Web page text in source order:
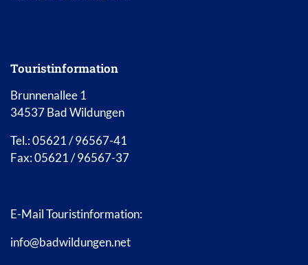
Touristinformation
Brunnenallee 1
34537 Bad Wildungen
Tel.: 05621 / 96567-41
Fax: 05621 / 96567-37
E-Mail Touristinformation:
info@badwildungen.net